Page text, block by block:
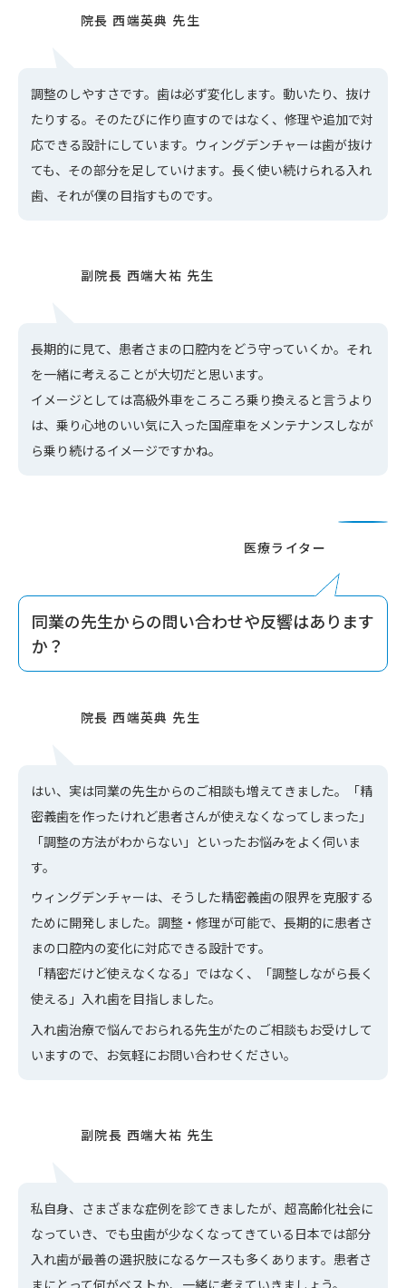
調整のしやすさです。歯は必ず変化します。動いたり、抜け
たりする。そのたびに作り直すのではなく、修理や追加で対
応できる設計にしています。ウィングデンチャーは歯が抜け
ても、その部分を足していけます。長く使い続けられる入れ
歯、それが僕の目指すものです。
長期的に見て、患者さまの口腔内をどう守っていくか。それ
を一緒に考えることが大切だと思います。
イメージとしては高級外車をころころ乗り換えると言うより
は、乗り心地のいい気に入った国産車をメンテナンスしなが
ら乗り続けるイメージですかね。
同業の先生からの問い合わせや反響はあります
か？
はい、実は同業の先生からのご相談も増えてきました。「精
密義歯を作ったけれど患者さんが使えなくなってしまった」
「調整の方法がわからない」といったお悩みをよく伺いま
す。
ウィングデンチャーは、そうした精密義歯の限界を克服する
ために開発しました。調整・修理が可能で、長期的に患者さ
まの口腔内の変化に対応できる設計です。
「精密だけど使えなくなる」ではなく、「調整しながら長く
使える」入れ歯を目指しました。
入れ歯治療で悩んでおられる先生がたのご相談もお受けして
いますので、お気軽にお問い合わせください。
私自身、さまざまな症例を診てきましたが、超高齢化社会に
なっていき、でも虫歯が少なくなってきている日本では部分
入れ歯が最善の選択肢になるケースも多くあります。患者さ
まにとって何がベストか、一緒に考えていきましょう。